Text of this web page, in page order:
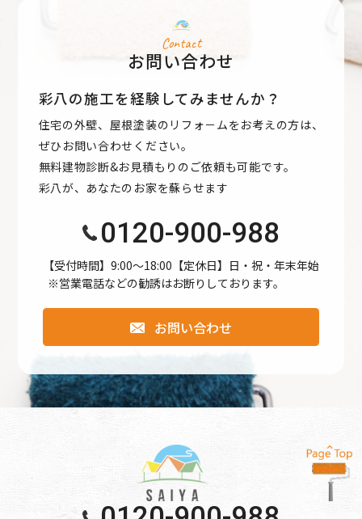
●情報が漏洩しないよう対策を講じ、従業員だけでなく委託
人の同意を得ずに第三者に情報を提供しません。
●ご本人からの求めに応じ、当該ご本人の個人情報を開示し
ます。
●公開された個人情報が事実と異なる場合、訂正や削除に応
じます。
●本個人情報保護方針は、当サイト内で適用されるもので
より良いサービスの提供、またユーザビリティの向上のた
め、Googleアナリティクスを使用し、当サイトの利用状況
「Cookie」を通じて、Googleがお客様のIPアドレスなどの
情報を収集する場合がありますが、「Cookie」で収集され
る情報は個人を特定できるものではありません。
収集されたデータはGoogleのプライバシーポリシーにおい
Contact
お問い合わせ
彩八の施工を経験してみませんか？
住宅の外壁、屋根塗装のリフォ－ムをお考えの方は、
ぜひお問い合わせください。
無料建物診断&お見積もりのご依頼も可能です。
彩八が、あなたのお家を蘇らせます
0120-900-988
【受付時間】9:00〜18:00【定休日】日・祝・年末年始
※営業電話などの勧誘はお断りしております。
お問い合わせ